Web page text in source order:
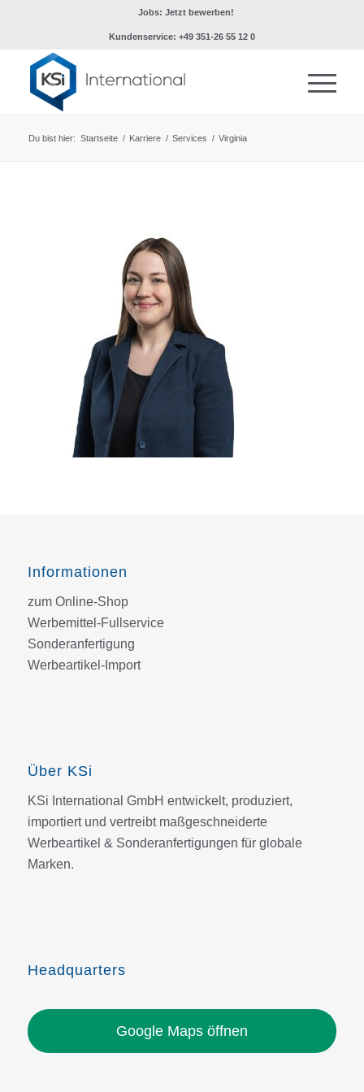
Jobs: Jetzt bewerben!
Kundenservice: +49 351-26 55 12 0
Du bist hier: Startseite / Karriere / Services / Virginia
Informationen
zum Online-Shop
Werbemittel-Fullservice
Sonderanfertigung
Werbeartikel-Import
Über KSi
KSi International GmbH entwickelt, produziert,
importiert und vertreibt maßgeschneiderte
Werbeartikel & Sonderanfertigungen für globale
Marken.
Headquarters
Google Maps öffnen